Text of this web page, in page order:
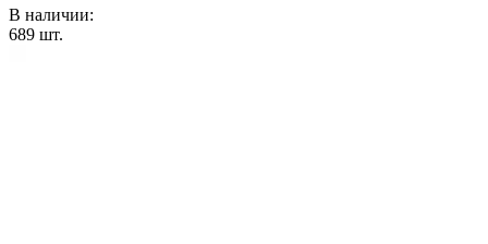
В наличии:
689 шт.